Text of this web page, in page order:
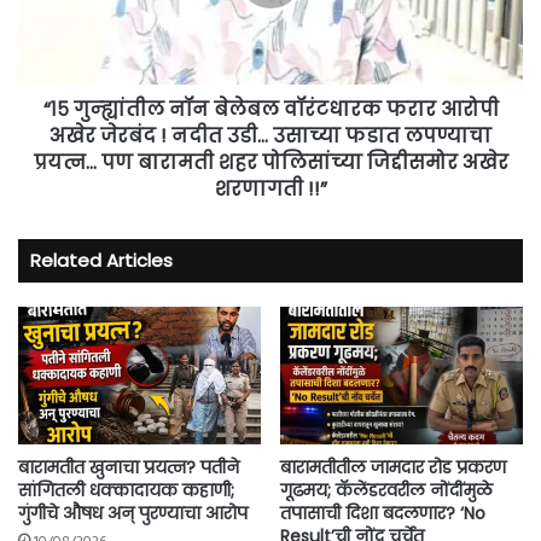
उडी...
लपण्याचा
प्रयत्न...
पण
बारामती
शहर
पोलिसांच्या
जिद्दीसमोर
अखेर
शरणागती
!!”
“१५ गुन्ह्यांतील नॉन बेलेबल वॉरंटधारक फरार आरोपी
अखेर जेरबंद ! नदीत उडी... उसाच्या फडात लपण्याचा
प्रयत्न... पण बारामती शहर पोलिसांच्या जिद्दीसमोर अखेर
शरणागती !!”
Related Articles
बारामतीत खुनाचा प्रयत्न? पतीने
सांगितली धक्कादायक कहाणी;
गुंगीचे औषध अन् पुरण्याचा आरोप
बारामतीतील जामदार रोड प्रकरण
गूढमय; कॅलेंडरवरील नोंदींमुळे
तपासाची दिशा बदलणार? ‘No
Result’ची नोंद चर्चेत